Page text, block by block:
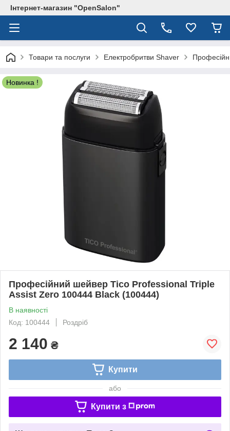
Інтернет-магазин "OpenSalon"
Товари та послуги Електробритви Shaver
Новинка !
Професійний шейвер Tico Professional Triple
Assist Zero 100444 Black (100444)
В наявності
Код: 100444
Роздріб
2 140 ₴
Купити
або
Купити з